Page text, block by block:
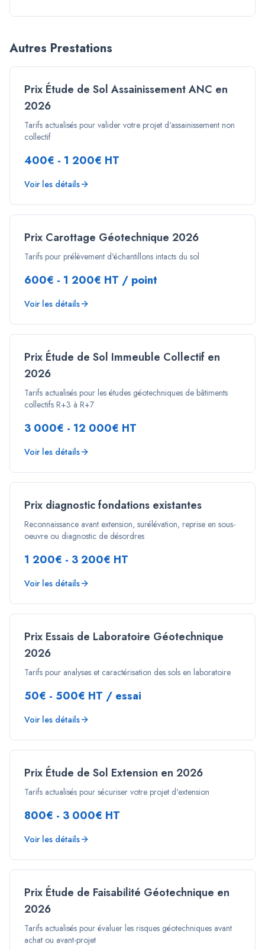
Autres Prestations
Prix Étude de Sol Assainissement ANC en
2026
Tarifs actualisés pour valider votre projet d'assainissement non
collectif
400€ - 1 200€ HT
Voir les détails
Prix Carottage Géotechnique 2026
Tarifs pour prélèvement d'échantillons intacts du sol
600€ - 1 200€ HT / point
Voir les détails
Prix Étude de Sol Immeuble Collectif en
2026
Tarifs actualisés pour les études géotechniques de bâtiments
collectifs R+3 à R+7
3 000€ - 12 000€ HT
Voir les détails
Prix diagnostic fondations existantes
Reconnaissance avant extension, surélévation, reprise en sous-
oeuvre ou diagnostic de désordres
1 200€ - 3 200€ HT
Voir les détails
Prix Essais de Laboratoire Géotechnique
2026
Tarifs pour analyses et caractérisation des sols en laboratoire
50€ - 500€ HT / essai
Voir les détails
Prix Étude de Sol Extension en 2026
Tarifs actualisés pour sécuriser votre projet d'extension
800€ - 3 000€ HT
Voir les détails
Prix Étude de Faisabilité Géotechnique en
2026
Tarifs actualisés pour évaluer les risques géotechniques avant
achat ou avant-projet